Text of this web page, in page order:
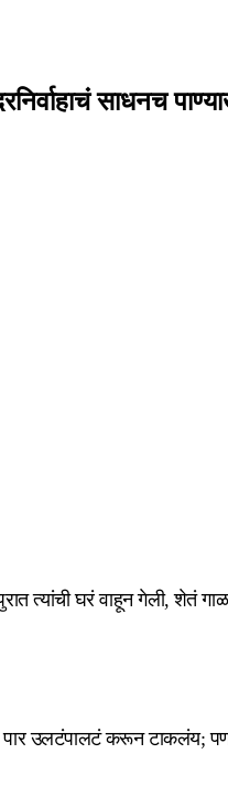
साधनच
त्यांची घरं वाहून गेली, शेतं
उलटंपालटं करून टाकलंय; पण